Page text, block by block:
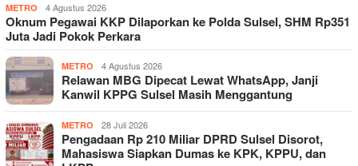
METRO 4 Agustus 2026
Oknum Pegawai KKP Dilaporkan ke Polda Sulsel, SHM Rp351
Juta Jadi Pokok Perkara
METRO 4 Agustus 2026
Relawan MBG Dipecat Lewat WhatsApp, Janji
Kanwil KPPG Sulsel Masih Menggantung
METRO 28 Juli 2026
Pengadaan Rp 210 Miliar DPRD Sulsel Disorot,
Mahasiswa Siapkan Dumas ke KPK, KPPU, dan